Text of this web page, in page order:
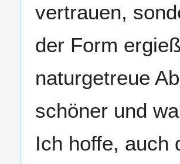
vertrauen,
der Form
naturgetreue
schöner und
Ich hoffe, auch